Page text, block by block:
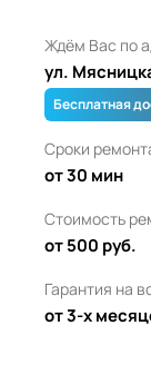
Ждём Вас по
ул.
Бесплатная
Сроки
от 30 мин
Стоимость
от 500 руб.
Гарантия на
от 3-х